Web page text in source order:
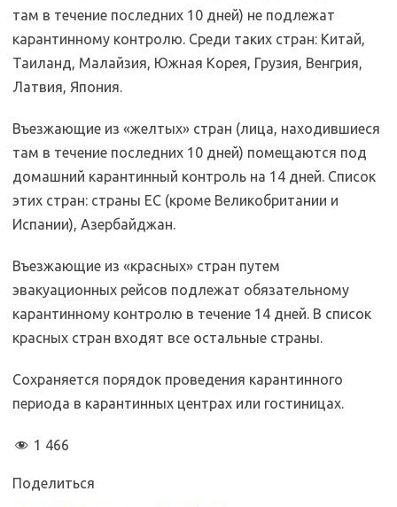
там в течение последних 10 дней) не подлежат
карантинному контролю. Среди таких стран: Китай,
Таиланд, Малайзия, Южная Корея, Грузия, Венгрия,
Латвия, Япония.
Въезжающие из «желтых» стран (лица, находившиеся
там в течение последних 10 дней) помещаются под
домашний карантинный контроль на 14 дней. Список
этих стран: страны ЕС (кроме Великобритании и
Испании), Азербайджан.
Въезжающие из «красных» стран путем
эвакуационных рейсов подлежат обязательному
карантинному контролю в течение 14 дней. В список
красных стран входят все остальные страны.
Сохраняется порядок проведения карантинного
периода в карантинных центрах или гостиницах.
1 466
Поделиться